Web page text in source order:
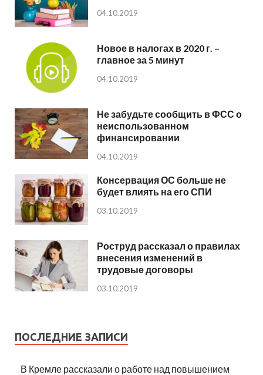
04.10.2019
Новое в налогах в 2020 г. –
главное за 5 минут
04.10.2019
Не забудьте сообщить в ФСС о
неиспользованном
финансировании
04.10.2019
Консервация ОС больше не
будет влиять на его СПИ
03.10.2019
Роструд рассказал о правилах
внесения изменений в
трудовые договоры
03.10.2019
ПОСЛЕДНИЕ ЗАПИСИ
В Кремле рассказали о работе над повышением